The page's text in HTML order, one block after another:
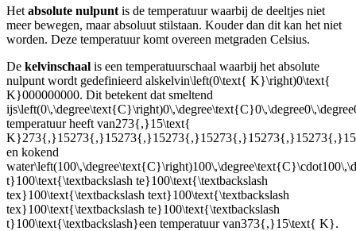
Het absolute nulpunt is de temperatuur waarbij de deeltjes niet
meer bewegen, maar absoluut stilstaan. Kouder dan dit kan het niet
worden. Deze temperatuur komt overeen metgraden Celsius.
De kelvinschaal is een temperatuurschaal waarbij het absolute
nulpunt wordt gedefinieerd alskelvin\left(0\text{ K}\right)0\text{
K}000000000. Dit betekent dat smeltend
ijs
temperatuur heeft van273{,}15\text{
en kokend
water
t}100\text{\textbackslash te}100\text{\textbackslash
tex}100\text{\textbackslash text}100\text{\textbackslash
tex}100\text{\textbackslash te}100\text{\textbackslash
t}100\text{\textbackslash}een temperatuur van373{,}15\text{ K}.